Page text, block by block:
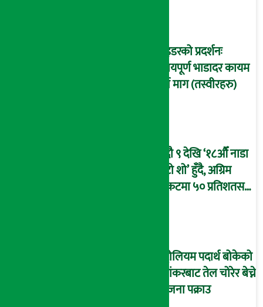
राइडरको प्रदर्शनः
न्यायपूर्ण भाडादर कायम
गर्न माग (तस्वीरहरु)
भदौ ९ देखि ‘१८औँ नाडा
अटो शो’ हुँदै, अग्रिम
टिकटमा ५० प्रतिशतसम्म
पेट्रोलियम पदार्थ बोकेको
ट्यांकरबाट तेल चोरेर बेच्ने
७ जना पक्राउ